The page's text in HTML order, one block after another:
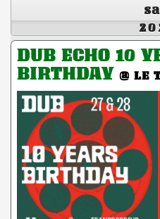
DUB ECHO 10
BIRTHDAY @ LE